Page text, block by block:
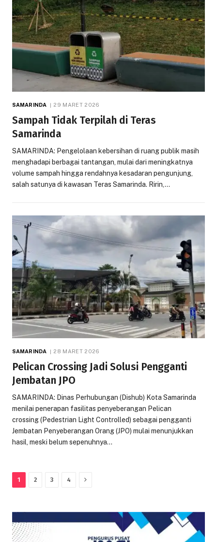
SAMARINDA 29 MARET 2026
Sampah Tidak Terpilah di Teras
Samarinda
SAMARINDA: Pengelolaan kebersihan di ruang publik masih
menghadapi berbagai tantangan, mulai dari meningkatnya
volume sampah hingga rendahnya kesadaran pengunjung,
salah satunya di kawasan Teras Samarinda. Ririn,…
SAMARINDA 28 MARET 2026
Pelican Crossing Jadi Solusi Pengganti
Jembatan JPO
SAMARINDA: Dinas Perhubungan (Dishub) Kota Samarinda
menilai penerapan fasilitas penyeberangan Pelican
crossing (Pedestrian Light Controlled) sebagai pengganti
Jembatan Penyeberangan Orang (JPO) mulai menunjukkan
hasil, meski belum sepenuhnya…
1 2 3 4 Next